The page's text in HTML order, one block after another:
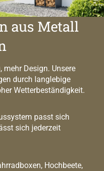
aus Metall
mehr Design. Unsere
durch langlebige
Wetterbeständigkeit.
passt sich
sich jederzeit
Hochbeete,